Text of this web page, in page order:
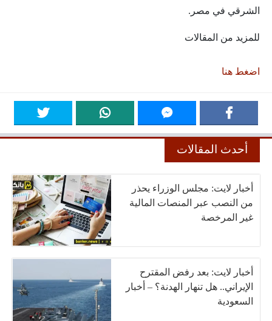
الشرقي في مصر.
للمزيد من المقالات
اضغط هنا
أحدث المقالات
أخبار لايت: مجلس الوزراء يحذر
من النصب عبر المنصات المالية
غير المرخصة
أخبار لايت: بعد رفض المقترح
الإيراني.. هل تنهار الهدنة؟ – أخبار
السعودية